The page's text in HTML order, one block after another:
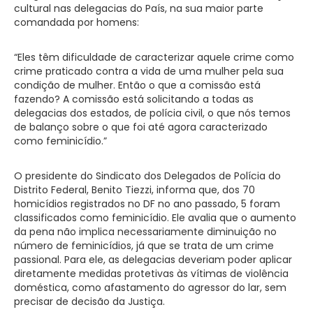
cultural nas delegacias do País, na sua maior parte
comandada por homens:
“Eles têm dificuldade de caracterizar aquele crime como
crime praticado contra a vida de uma mulher pela sua
condição de mulher. Então o que a comissão está
fazendo? A comissão está solicitando a todas as
delegacias dos estados, de polícia civil, o que nós temos
de balanço sobre o que foi até agora caracterizado
como feminicídio.”
O presidente do Sindicato dos Delegados de Polícia do
Distrito Federal, Benito Tiezzi, informa que, dos 70
homicídios registrados no DF no ano passado, 5 foram
classificados como feminicídio. Ele avalia que o aumento
da pena não implica necessariamente diminuição no
número de feminicídios, já que se trata de um crime
passional. Para ele, as delegacias deveriam poder aplicar
diretamente medidas protetivas às vítimas de violência
doméstica, como afastamento do agressor do lar, sem
precisar de decisão da Justiça.